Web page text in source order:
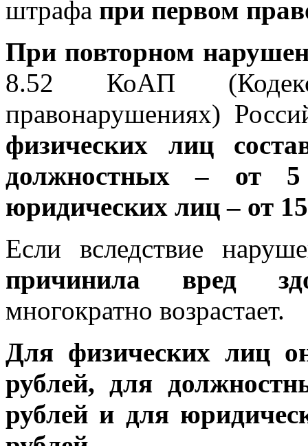
штрафа при первом
При повторном
8.52 КоАП
правонарушениях)
физических лиц
должностных – от
юридических лиц – от
Если вследствие
причинила вред
многократно возрастает.
Для физических лиц
рублей, для
рублей и для